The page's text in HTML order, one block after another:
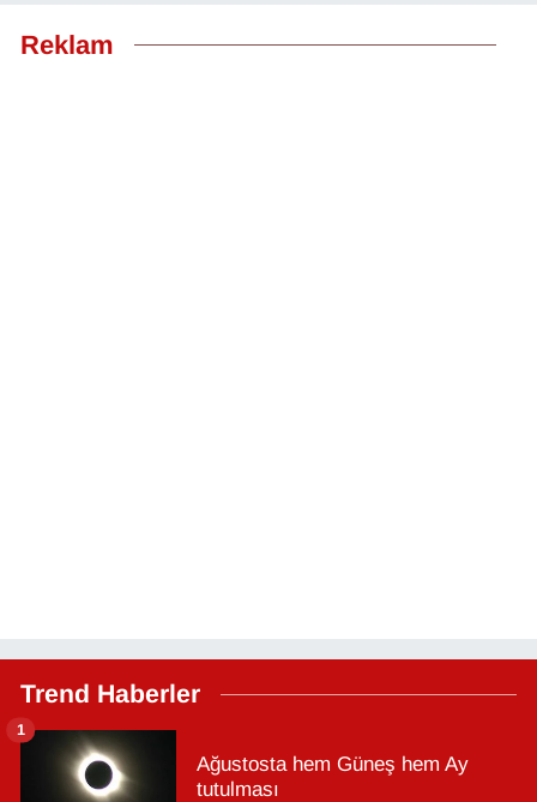
Reklam
Trend Haberler
Ağustosta hem Güneş hem Ay
tutulması
1